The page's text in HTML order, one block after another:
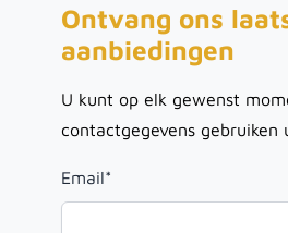
Ontvang ons
aanbiedingen
U kunt op elk gewenst
contactgegevens
Email*